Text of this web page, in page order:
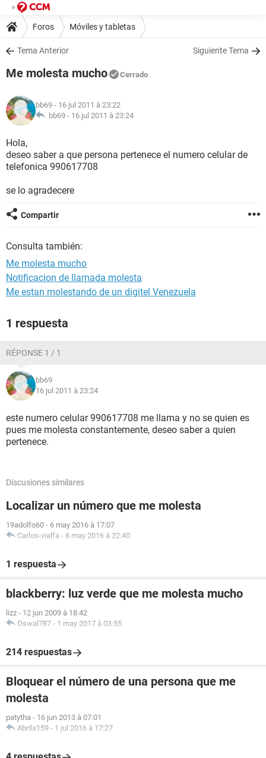
Foros Móviles y tabletas
Tema Anterior Siguiente Tema
Me molesta mucho Cerrado
bb69 - 16 jul 2011 à 23:22
bb69 - 16 jul 2011 à 23:24
Hola,
deseo saber a que persona pertenece el numero celular de
telefonica 990617708
se lo agradecere
Compartir
Consulta también:
Me molesta mucho
Notificacion de llamada molesta
Me estan molestando de un digitel Venezuela
1 respuesta
RÉPONSE 1 / 1
bb69
16 jul 2011 à 23:24
este numero celular 990617708 me llama y no se quien es
pues me molesta constantemente, deseo saber a quien
pertenece.
Discusiones similares
Localizar un número que me molesta
19adolfo60 - 6 may 2016 à 17:07
Carlos-vialfa - 6 may 2016 à 22:40
1 respuesta
blackberry: luz verde que me molesta mucho
lizz - 12 jun 2009 à 18:42
Oswal787 - 1 may 2017 à 03:55
214 respuestas
Bloquear el número de una persona que me
molesta
patytha - 16 jun 2013 à 07:01
Abrila159 - 1 jul 2016 à 17:27